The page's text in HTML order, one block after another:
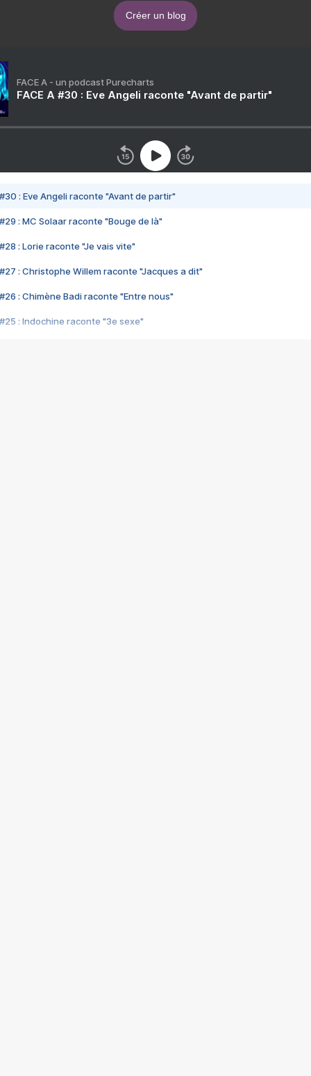
Créer un blog
FACE A - un podcast Purecharts
FACE A #30 : Eve Angeli raconte "Avant de partir"
#30 : Eve Angeli raconte "Avant de partir"
#29 : MC Solaar raconte "Bouge de là"
#28 : Lorie raconte "Je vais vite"
#27 : Christophe Willem raconte "Jacques a dit"
#26 : Chimène Badi raconte "Entre nous"
#25 : Indochine raconte "3e sexe"